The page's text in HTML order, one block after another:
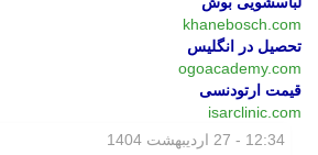
khanebosch.com
تحصیل در انگلیس
ogoacademy.com
قیمت ارتودنسی
isarclinic.com
12:34 - 27 اردیبهشت 1404